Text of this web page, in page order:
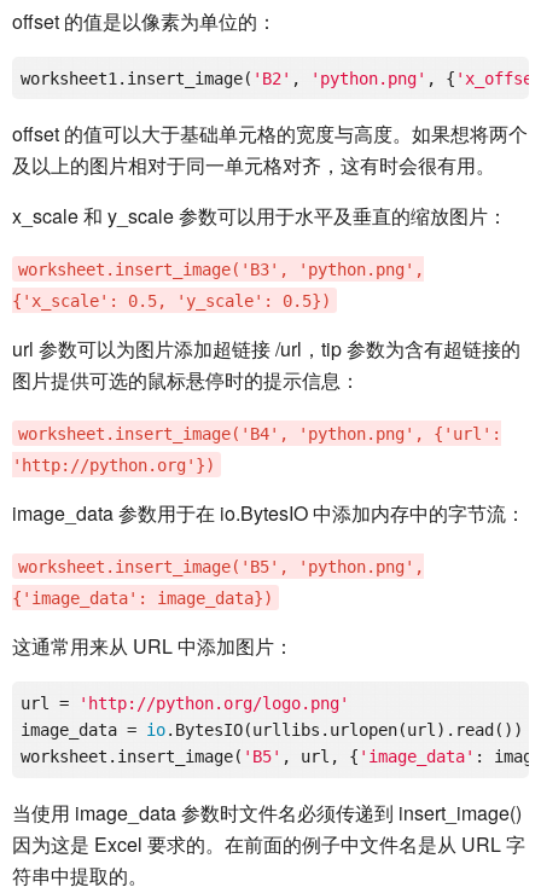
offset 的值是以像素为单位的：
worksheet1.insert_image( 'B2' , 'python.png' , {
offset 的值可以大于基础单元格的宽度与高度。如果想将两个
及以上的图片相对于同一单元格对齐，这有时会很有用。
x_scale 和 y_scale 参数可以用于水平及垂直的缩放图片：
worksheet.insert_image('B3', 'python.png',
{'x_scale': 0.5, 'y_scale': 0.5})
url 参数可以为图片添加超链接 /url，tip 参数为含有超链接的
图片提供可选的鼠标悬停时的提示信息：
worksheet.insert_image('B4', 'python.png', {'url':
'http://python.org'})
image_data 参数用于在 io.BytesIO 中添加内存中的字节流：
worksheet.insert_image('B5', 'python.png',
{'image_data': image_data})
这通常用来从 URL 中添加图片：
url =
'http://python.org/logo.png'
image_data = io.BytesIO(urllibs.urlopen(url).read())
worksheet.insert_image( 'B5' , url, { 'image_data'
当使用 image_data 参数时文件名必须传递到 insert_image()
因为这是 Excel 要求的。在前面的例子中文件名是从 URL 字
符串中提取的。